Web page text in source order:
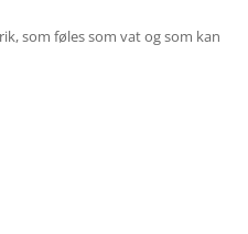
som føles som vat og som kan